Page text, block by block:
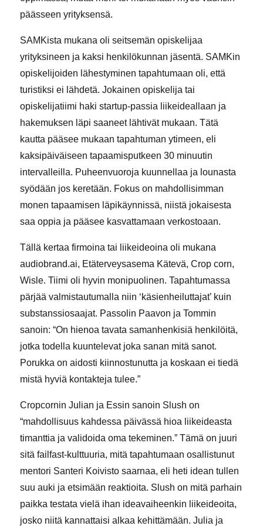
päässeen yrityksensä.
SAMKista mukana oli seitsemän opiskelijaa
yrityksineen ja kaksi henkilökunnan jäsentä. SAMKin
opiskelijoiden lähestyminen tapahtumaan oli, että
turistiksi ei lähdetä. Jokainen opiskelija tai
opiskelijatiimi haki startup-passia liikeideallaan ja
hakemuksen läpi saaneet lähtivät mukaan. Tätä
kautta pääsee mukaan tapahtuman ytimeen, eli
kaksipäiväiseen tapaamisputkeen 30 minuutin
intervalleilla. Puheenvuoroja kuunnellaa ja lounasta
syödään jos keretään. Fokus on mahdollisimman
monen tapaamisen läpikäynnissä, niistä jokaisesta
saa oppia ja pääsee kasvattamaan verkostoaan.
Tällä kertaa firmoina tai liikeideoina oli mukana
audiobrand.ai, Etäterveysasema Kätevä, Crop corn,
Wisle. Tiimi oli hyvin monipuolinen. Tapahtumassa
pärjää valmistautumalla niin ‘käsienheiluttajat’ kuin
substanssiosaajat. Passolin Paavon ja Tommin
sanoin: “On hienoa tavata samanhenkisiä henkilöitä,
jotka todella kuuntelevat joka sanan mitä sanot.
Porukka on aidosti kiinnostunutta ja koskaan ei tiedä
mistä hyviä kontakteja tulee.”
Cropcornin Julian ja Essin sanoin Slush on
“mahdollisuus kahdessa päivässä hioa liikeideasta
timanttia ja validoida oma tekeminen.” Tämä on juuri
sitä failfast-kulttuuria, mitä tapahtumaan osallistunut
mentori Santeri Koivisto saarnaa, eli heti idean tullen
suu auki ja etsimään reaktioita. Slush on mitä parhain
paikka testata vielä ihan ideavaiheenkin liikeideoita,
josko niitä kannattaisi alkaa kehittämään. Julia ja